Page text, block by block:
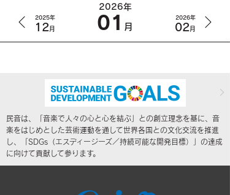
2025年
12月
2026年
01 月
2026年
02月
民音は、「音楽で人々の心と心を結ぶ」との創立理念を基に、音
楽をはじめとした芸術運動を通して世界各国との文化交流を推進
し、「SDGs（エスディージーズ／持続可能な開発目標）」の達成
に向けて貢献して参ります。